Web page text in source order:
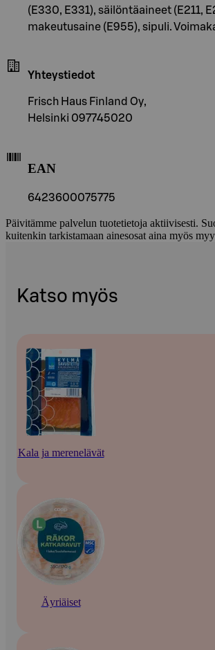
(E330, E331), säilöntäaineet (E211,
makeutusaine (E955), sipuli.
Yhteystiedot
Frisch Haus Finland Oy,
Helsinki 097745020
EAN
6423600075775
Päivitämme palvelun tuotetietoja aktiivisesti.
kuitenkin tarkistamaan ainesosat aina myös
Katso myös
Kala ja merenelävät
Äyriäiset